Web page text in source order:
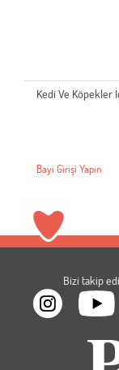
Kedi Ve Köpekler
Bayi Girişi Yapın
Bizi takip